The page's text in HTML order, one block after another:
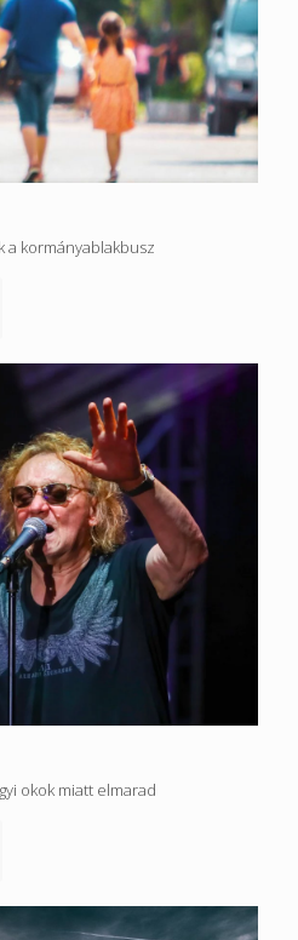
a kormányablakbusz
okok miatt elmarad